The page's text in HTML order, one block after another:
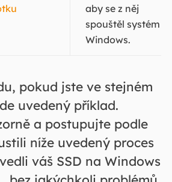
aby se z něj
spouštěl systém
Windows.
pokud jste ve stejném
uvedený příklad.
a postupujte podle
níže uvedený proces
váš SSD na Windows